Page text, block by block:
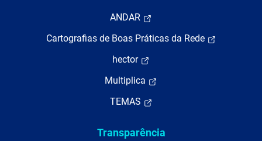
ANDAR
Cartografias de Boas Práticas da Rede
hector
Multiplica
TEMAS
Transparência